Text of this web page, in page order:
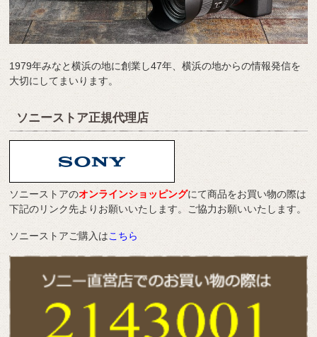
1979年みなと横浜の地に創業し47年、横浜の地からの情報発信を
大切にしてまいります。
ソニーストア正規代理店
ソニーストアのオンラインショッピングにて商品をお買い物の際は
下記のリンク先よりお願いいたします。ご協力お願いいたします。
ソニーストアご購入はこちら